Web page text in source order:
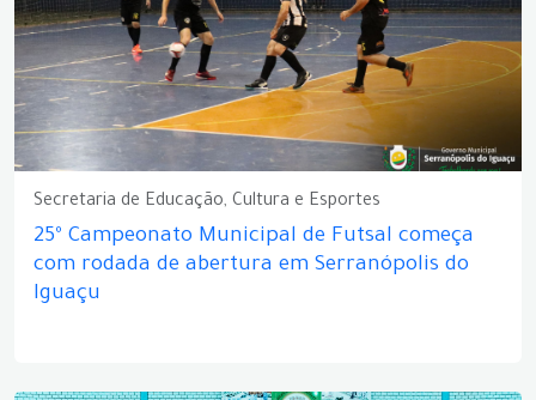
Secretaria de Educação, Cultura e Esportes
25º Campeonato Municipal de Futsal começa
com rodada de abertura em Serranópolis do
Iguaçu